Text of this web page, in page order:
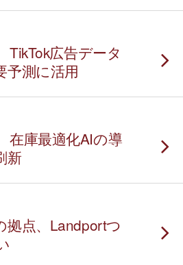
TikTok広告データ
予測に活用
在庫最適化AIの導
新
拠点、Landportつ